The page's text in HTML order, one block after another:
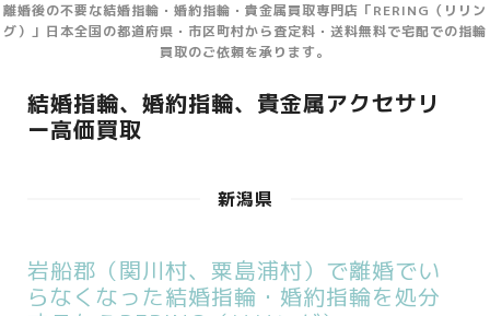
離婚後の不要な結婚指輪・婚約指輪・貴金属買取専門店「RERING（リリン
グ）」日本全国の都道府県・市区町村から査定料・送料無料で宅配での指輪
買取のご依頼を承ります。
結婚指輪、婚約指輪、貴金属アクセサリ
ー高価買取
新潟県
岩船郡（関川村、粟島浦村）で離婚でい
らなくなった結婚指輪・婚約指輪を処分